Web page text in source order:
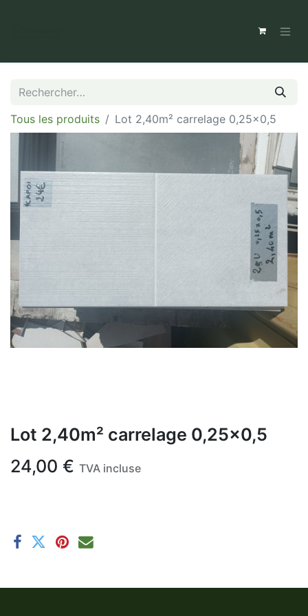
Tous les produits Lot 2,40m² carrelage 0,25x0,5
Lot 2,40m² carrelage 0,25x0,5
24,00 € TVA incluse